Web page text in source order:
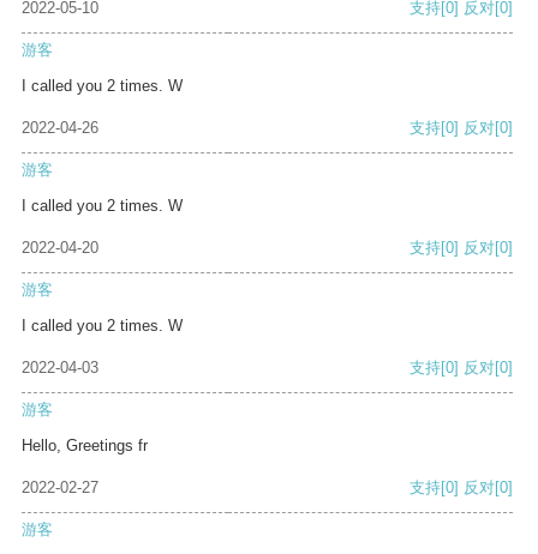
2022-05-10 支持[0] 反对[0]
游客
I called you 2 times. W
2022-04-26 支持[0] 反对[0]
游客
I called you 2 times. W
2022-04-20 支持[0] 反对[0]
游客
I called you 2 times. W
2022-04-03 支持[0] 反对[0]
游客
Hello, Greetings fr
2022-02-27 支持[0] 反对[0]
游客